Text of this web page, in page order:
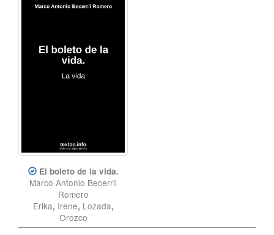
El boleto de la vida.
Marco Antonio Becerril
Romero
Erika, Irene, Lozada,
Orozco